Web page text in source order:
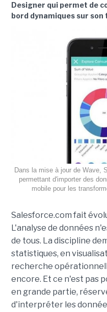
Designer qui permet de
bord dynamiques sur
Dans la mise à jour de Wave,
permettant d'importer des
mobile pour les
Salesforce.com fait
L'analyse de données
de tous. La discipline
statistiques, en
recherche
encore. Et ce n'est pas
en grande partie,
d'interpréter les